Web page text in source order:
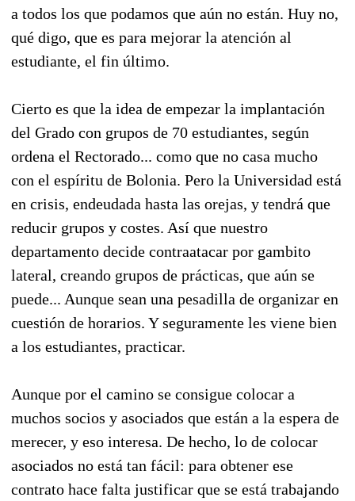
a todos los que podamos que aún no están. Huy no,
qué digo, que es para mejorar la atención al
estudiante, el fin último.
Cierto es que la idea de empezar la implantación
del Grado con grupos de 70 estudiantes, según
ordena el Rectorado... como que no casa mucho
con el espíritu de Bolonia. Pero la Universidad está
en crisis, endeudada hasta las orejas, y tendrá que
reducir grupos y costes. Así que nuestro
departamento decide contraatacar por gambito
lateral, creando grupos de prácticas, que aún se
puede... Aunque sean una pesadilla de organizar en
cuestión de horarios. Y seguramente les viene bien
a los estudiantes, practicar.
Aunque por el camino se consigue colocar a
muchos socios y asociados que están a la espera de
merecer, y eso interesa. De hecho, lo de colocar
asociados no está tan fácil: para obtener ese
contrato hace falta justificar que se está trabajando